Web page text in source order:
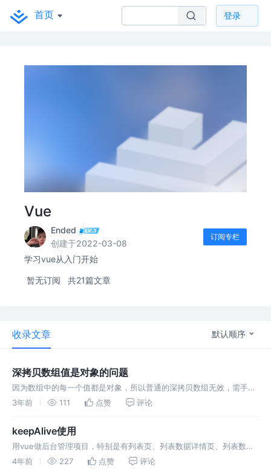
首页 登录
Vue
Ended
创建于2022-03-08
订阅专栏
学习vue从入门开始
暂无订阅 共21篇文章
收录文章 默认顺序
深拷贝数组值是对象的问题
因为数组中的每一个值都是对象，所以普通的深拷贝数组无效，需手写
一个方法拷贝 .........................................
3年前 111 点赞 评论
keepAlive使用
用vue做后台管理项目，特别是有列表页、列表数据详情页、列表数据
修改页功能的码友们，几乎都被vue前进后退都刷新的逻辑坑过，有时
4年前 227 点赞 评论